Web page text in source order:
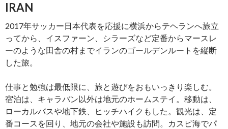
IRAN
2017年サッカー日本代表を応援に横浜からテヘランへ旅立
ってから、イスファーン、シラーズなど定番からマースレ
ーのような田舎の村までイランのゴールデンルートを縦断
した旅。
仕事と勉強は最低限に、旅と遊びをおもいっきり楽しむ。
宿泊は、キャラバン以外は地元のホームステイ。移動は、
ローカルバスや地下鉄、ヒッチハイクもした。観光は、定
番コースを回り、地元の会社や施設も訪問。カスピ海でパ